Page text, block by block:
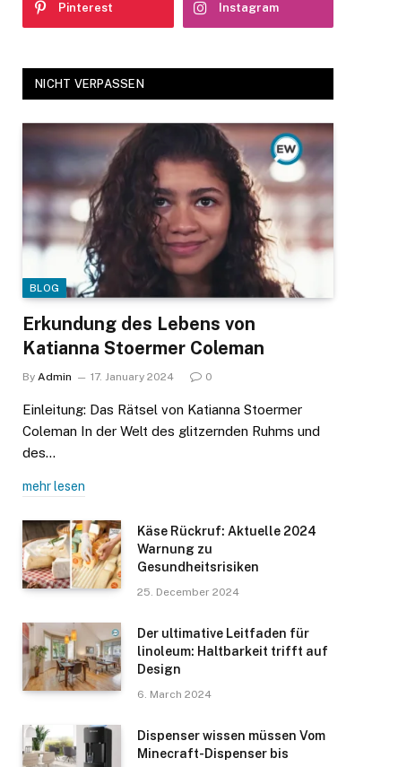
Pinterest Instagram
NICHT VERPASSEN
BLOG
Erkundung des Lebens von
Katianna Stoermer Coleman
By Admin 17. January 2024 0
Einleitung: Das Rätsel von Katianna Stoermer
Coleman In der Welt des glitzernden Ruhms und
des…
mehr lesen
Käse Rückruf: Aktuelle 2024
Warnung zu
Gesundheitsrisiken
25. December 2024
Der ultimative Leitfaden für
linoleum: Haltbarkeit trifft auf
Design
6. March 2024
Dispenser wissen müssen Vom
Minecraft-Dispenser bis